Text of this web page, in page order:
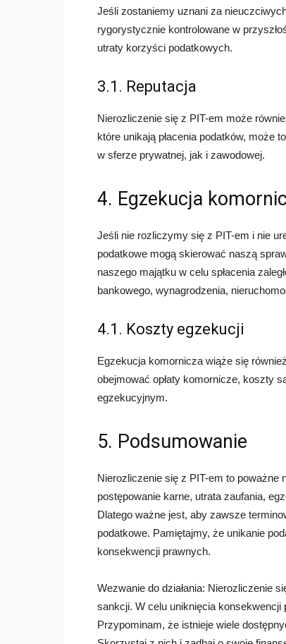
Jeśli zostaniemy uznani za
rygorystycznie kontrolowane w
utraty korzyści podatkowych.
3.1. Reputacja
Nierozliczenie się z PIT-em może
które unikają płacenia podatków, może
w sferze prywatnej, jak i zawodowej.
4. Egzekucja
Jeśli nie rozliczymy się z PIT-em i nie
podatkowe mogą skierować naszą
naszego majątku w celu spłacenia
bankowego, wynagrodzenia,
4.1. Koszty egzekucji
Egzekucja komornicza wiąże się
obejmować opłaty komornicze, koszty
egzekucyjnym.
5. Podsumowanie
Nierozliczenie się z PIT-em to
postępowanie karne, utrata zaufania,
Dlatego ważne jest, aby zawsze
podatkowe. Pamiętajmy, że unikanie
konsekwencji prawnych.
Wezwanie do działania: Nierozliczenie
sankcji. W celu uniknięcia
Przypominam, że istnieje wiele